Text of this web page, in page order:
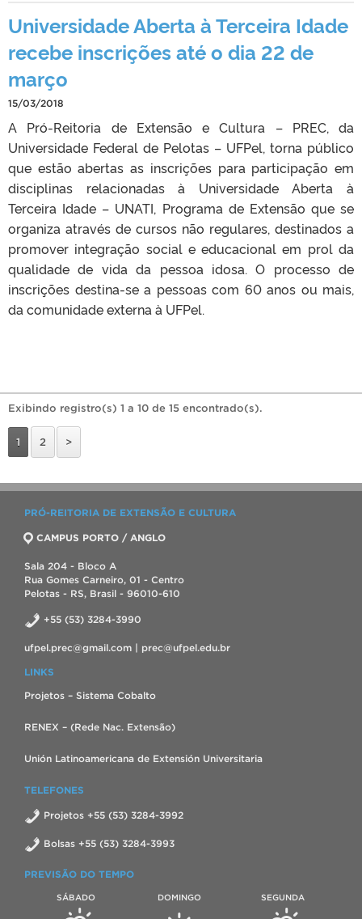
Universidade Aberta à Terceira Idade
recebe inscrições até o dia 22 de
março
15/03/2018
A Pró-Reitoria de Extensão e Cultura – PREC, da
Universidade Federal de Pelotas – UFPel, torna público
que estão abertas as inscrições para participação em
disciplinas relacionadas à Universidade Aberta à
Terceira Idade – UNATI, Programa de Extensão que se
organiza através de cursos não regulares, destinados a
promover integração social e educacional em prol da
qualidade de vida da pessoa idosa. O processo de
inscrições destina-se a pessoas com 60 anos ou mais,
da comunidade externa à UFPel.
Exibindo registro(s) 1 a 10 de 15 encontrado(s).
1 2 >
PRÓ-REITORIA DE EXTENSÃO E CULTURA
CAMPUS PORTO / ANGLO
Sala 204 - Bloco A
Rua Gomes Carneiro, 01 - Centro
Pelotas - RS, Brasil - 96010-610
+55 (53) 3284-3990
ufpel.prec@gmail.com | prec@ufpel.edu.br
LINKS
Projetos – Sistema Cobalto
RENEX – (Rede Nac. Extensão)
Unión Latinoamericana de Extensión Universitaria
TELEFONES
Projetos +55 (53) 3284-3992
Bolsas +55 (53) 3284-3993
PREVISÃO DO TEMPO
SÁBADO DOMINGO SEGUNDA